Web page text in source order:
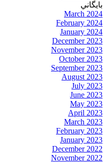
بايگاني
March 2024
February 2024
January 2024
December 2023
November 2023
October 2023
September 2023
August 2023
July 2023
June 2023
May 2023
April 2023
March 2023
February 2023
January 2023
December 2022
November 2022